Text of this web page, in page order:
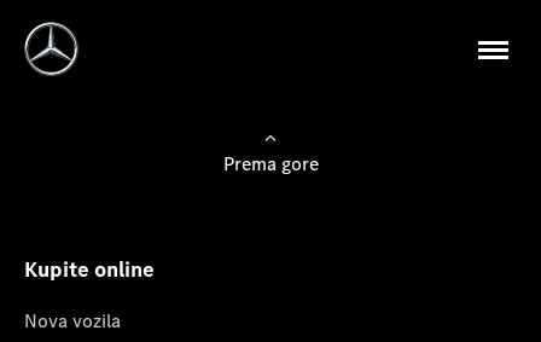
Prema gore
Kupite online
Nova vozila